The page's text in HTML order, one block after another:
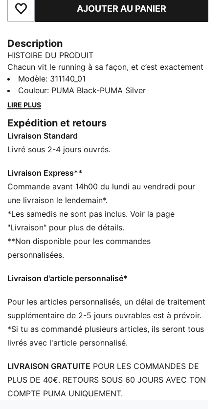
Ajouter aux favorisAJOUTER AU PANIER
Description
HISTOIRE DU PRODUIT
Chacun vit le running à sa façon, et c’est exactement
comme ça que ça doit être. Que tu cherches à battre
ton record personnel ou que tu adores simplement
les sensations qu’offrent le running, la Velocity 4 est
tous les runners, pour tous les runs, quelle que soit la
distance et le moment, ces chaussures donnent tout
pour t’aider à te surpasser. Notre Velocity la plus
en mousse NITROFOAM™ sur toute la longueur. La
tige est conçue dans un nouveau mesh ultra-
respirant, et la semelle extérieure PUMAGRIP assure
CARACTÉRISTIQUES + AVANTAGES
RESPIRABILITÉ : matière en maille technique premium
avec des renforts pour une meilleure respirabilité et
une extensibilité confortable. Dotée de la technologie
incroyables
avec une mousse infusée à l’azote, utilisant des
matériaux bruts de qualité supérieure pour un retour
d’énergie maximal
PUMAGRIP : semelle extérieure en caoutchouc
composite résistant pour une adhérence infaillible sur
La tige des chaussures est composée d’au moins
30 % de matériaux recyclés
DÉTAILS
Modèle: 311140_01
Couleur: PUMA Black-PUMA Silver
LIRE PLUS
Expédition et retours
Livraison Standard
Livré sous 2-4 jours ouvrés.
Livraison Express**
Commande avant 14h00 du lundi au vendredi pour
une livraison le lendemain*.
*Les samedis ne sont pas inclus. Voir la page
"Livraison" pour plus de détails.
**Non disponible pour les commandes
personnalisées.
Livraison d'article personnalisé*
Pour les articles personnalisés, un délai de traitement
supplémentaire de 2-5 jours ouvrables est à prévoir.
*Si tu as commandé plusieurs articles, ils seront tous
livrés avec l'article personnalisé.
LIVRAISON GRATUITE POUR LES COMMANDES DE
PLUS DE 40€. RETOURS SOUS 60 JOURS AVEC TON
COMPTE PUMA UNIQUEMENT.